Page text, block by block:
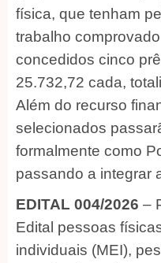
física, que tenham
trabalho
concedidos cinco
25.732,72 cada,
Além do recurso
selecionados
formalmente como
passando a integrar
EDITAL 004/2026 –
Edital pessoas
individuais (MEI),